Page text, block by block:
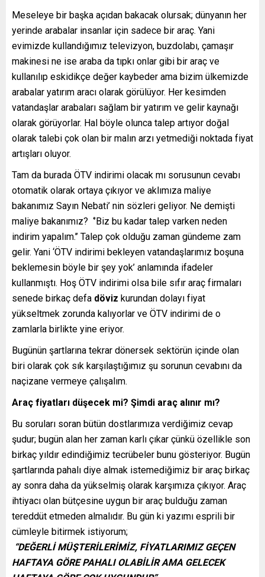
Meseleye bir başka açıdan bakacak olursak; dünyanın her
yerinde arabalar insanlar için sadece bir araç. Yani
evimizde kullandığımız televizyon, buzdolabı, çamaşır
makinesi ne ise araba da tıpkı onlar gibi bir araç ve
kullanılıp eskidikçe değer kaybeder ama bizim ülkemizde
arabalar yatırım aracı olarak görülüyor. Her kesimden
vatandaşlar arabaları sağlam bir yatırım ve gelir kaynağı
olarak görüyorlar. Hal böyle olunca talep artıyor doğal
olarak talebi çok olan bir malın arzı yetmediği noktada fiyat
artışları oluyor.
Tam da burada ÖTV indirimi olacak mı sorusunun cevabı
otomatik olarak ortaya çıkıyor ve aklımıza maliye
bakanımız Sayın Nebati’ nin sözleri geliyor. Ne demişti
maliye bakanımız? ‘’Biz bu kadar talep varken neden
indirim yapalım.’’ Talep çok olduğu zaman gündeme zam
gelir. Yani ‘ÖTV indirimi bekleyen vatandaşlarımız boşuna
beklemesin böyle bir şey yok’ anlamında ifadeler
kullanmıştı. Hoş ÖTV indirimi olsa bile sıfır araç firmaları
senede birkaç defa döviz kurundan dolayı fiyat
yükseltmek zorunda kalıyorlar ve ÖTV indirimi de o
zamlarla birlikte yine eriyor.
Bugünün şartlarına tekrar dönersek sektörün içinde olan
biri olarak çok sık karşılaştığımız şu sorunun cevabını da
naçizane vermeye çalışalım.
Araç fiyatları düşecek mi? Şimdi araç alınır mı?
Bu soruları soran bütün dostlarımıza verdiğimiz cevap
şudur; bugün alan her zaman karlı çıkar çünkü özellikle son
birkaç yıldır edindiğimiz tecrübeler bunu gösteriyor. Bugün
şartlarında pahalı diye almak istemediğimiz bir araç birkaç
ay sonra daha da yükselmiş olarak karşımıza çıkıyor. Araç
ihtiyacı olan bütçesine uygun bir araç bulduğu zaman
tereddüt etmeden almalıdır. Bu gün ki yazımı esprili bir
cümleyle bitirmek istiyorum;
“DEĞERLİ MÜŞTERİLERİMİZ, FİYATLARIMIZ GEÇEN
HAFTAYA GÖRE PAHALI OLABİLİR AMA GELECEK